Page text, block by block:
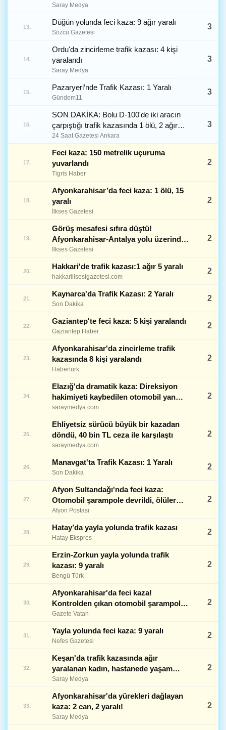
yaralandı
Saray Medya
13.
Düğün yolunda feci kaza: 9 ağır yaralı
Sözcü Gazetesi
3
14.
Ordu'da zincirleme trafik kazası: 4 kişi
yaralandı
Saray Medya
3
15.
Pazaryeri’nde Trafik Kazası: 1 Yaralı
Gündem11
3
16.
SON DAKİKA: Bolu D-100'de iki aracın
çarpıştığı trafik kazasında 1 ölü, 2 ağır
yaralı
24 Saat Gazetesi Ankara
3
17.
Feci kaza: 150 metrelik uçuruma
yuvarlandı
Tigris Haber
2
18.
Afyonkarahisar’da feci kaza: 1 ölü, 15
yaralı
İlkses Gazetesi
2
19.
Görüş mesafesi sıfıra düştü!
Afyonkarahisar-Antalya yolu üzerinde
13 araçlık zincirleme kaza
İlkses Gazetesi
2
20.
Hakkari'de trafik kazası:1 ağır 5 yaralı
hakkariilsesigazetesi.com
2
21.
Kaynarca'da Trafik Kazası: 2 Yaralı
Son Dakika
2
22.
Gaziantep'te feci kaza: 5 kişi yaralandı
Gaziantep Haber
2
23.
Afyonkarahisar'da zincirleme trafik
kazasında 8 kişi yaralandı
Habertürk
2
24.
Elazığ'da dramatik kaza: Direksiyon
hakimiyeti kaybedilen otomobil yan
yattı, 2 kişi yaralandı
saraymedya.com
2
25.
Ehliyetsiz sürücü büyük bir kazadan
döndü, 40 bin TL ceza ile karşılaştı
saraymedya.com
2
26.
Manavgat'ta Trafik Kazası: 1 Yaralı
Son Dakika
2
27.
Afyon Sultandağı'nda feci kaza:
Otomobil şarampole devrildi, ölüler
var!
Afyon Postası
2
28.
Hatay’da yayla yolunda trafik kazası
Hatay Ekspres
2
29.
Erzin-Zorkun yayla yolunda trafik
kazası: 9 yaralı
Bengü Türk
2
30.
Afyonkarahisar'da feci kaza!
Kontrolden çıkan otomobil şarampole
devrildi
Gazete Vatan
2
31.
Yayla yolunda feci kaza: 9 yaralı
Nefes Gazetesi
2
32.
Keşan'da trafik kazasında ağır
yaralanan kadın, hastanede yaşam
savaşını kaybetti
Saray Medya
2
33.
Afyonkarahisar'da yürekleri dağlayan
kaza: 2 can, 2 yaralı!
Saray Medya
2